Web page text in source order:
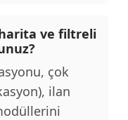
ve filtreli
çok
ilan